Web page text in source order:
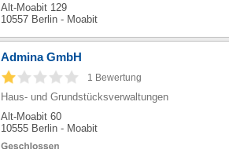
Alt-Moabit 129
10557 Berlin - Moabit
Admina GmbH
1 Bewertung
Haus- und Grundstücksverwaltungen
Alt-Moabit 60
10555 Berlin - Moabit